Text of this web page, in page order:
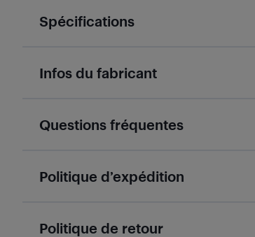
Spécifications
Infos du fabricant
Questions fréquentes
Politique d’expédition
Politique de retour